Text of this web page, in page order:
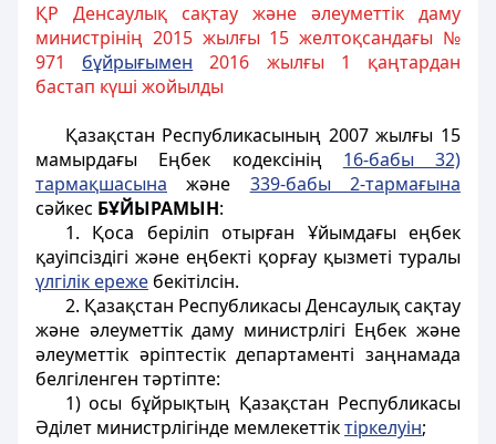
ҚР Денсаулық сақтау және әлеуметтік даму
министрінің 2015 жылғы 15 желтоқсандағы №
971 бұйрығымен 2016 жылғы 1 қаңтардан
бастап күші жойылды
Қазақстан Республикасының 2007 жылғы 15
мамырдағы Еңбек кодексінің 16-бабы 32)
тармақшасына және 339-бабы 2-тармағына
сәйкес БҰЙЫРАМЫН:
1. Қоса беріліп отырған Ұйымдағы еңбек
қауіпсіздігі және еңбекті қорғау қызметі туралы
үлгілік ереже бекітілсін.
2. Қазақстан Республикасы Денсаулық сақтау
және әлеуметтік даму министрлігі Еңбек және
әлеуметтік әріптестік департаменті заңнамада
белгіленген тәртіпте:
1) осы бұйрықтың Қазақстан Республикасы
Әділет министрлігінде мемлекеттіктіркелуін;